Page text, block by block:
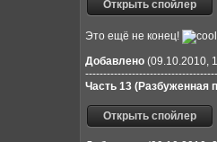
Это ещё не конец!
Добавлено (09.10.2010,
Часть 13 (Разбуженная